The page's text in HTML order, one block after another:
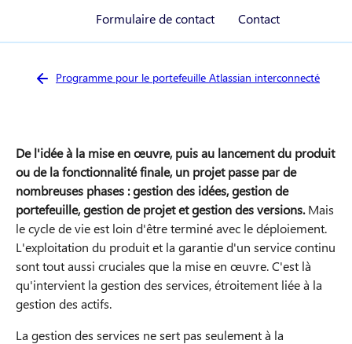
Formulaire de contact Contact
Vous êtes ici :
Programme pour le portefeuille Atlassian interconnecté
De l'idée à la mise en œuvre, puis au lancement du produit
ou de la fonctionnalité finale, un projet passe par de
nombreuses phases : gestion des idées, gestion de
portefeuille, gestion de projet et gestion des versions.Mais
le cycle de vie est loin d'être terminé avec le déploiement.
L'exploitation du produit et la garantie d'un service continu
sont tout aussi cruciales que la mise en œuvre. C'est là
qu'intervient la gestion des services, étroitement liée à la
gestion des actifs.
La gestion des services ne sert pas seulement à la